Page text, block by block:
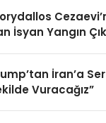
İsyan Yangın
İran’a
Vuracağız”